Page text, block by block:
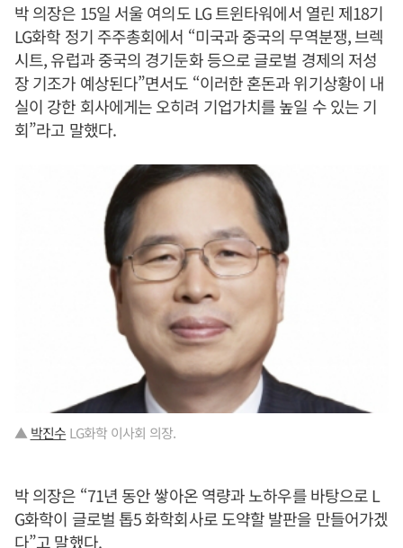
박 의장은 15일 서울 여의도 LG 트윈타워에서 열린 제18기
LG화학 정기 주주총회에서 “미국과 중국의 무역분쟁, 브렉
시트, 유럽과 중국의 경기둔화 등으로 글로벌 경제의 저성
장 기조가 예상된다”면서도 “이러한 혼돈과 위기상황이 내
실이 강한 회사에게는 오히려 기업가치를 높일 수 있는 기
회”라고 말했다.
▲박진수 LG화학 이사회 의장.
박 의장은 “71년 동안 쌓아온 역량과 노하우를 바탕으로 L
G화학이 글로벌 톱5 화학회사로 도약할 발판을 만들어가겠
다”고 말했다.